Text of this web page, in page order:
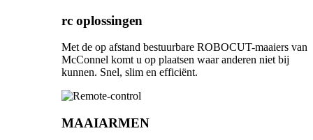
rc oplossingen
Met de op afstand bestuurbare ROBOCUT-maaiers van
McConnel komt u op plaatsen waar anderen niet bij
kunnen. Snel, slim en efficiënt.
MAAIARMEN